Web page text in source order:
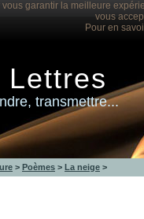
garantir la meilleure
vous
Pour en
Lettres
transmettre...
> Poèmes > La neige >